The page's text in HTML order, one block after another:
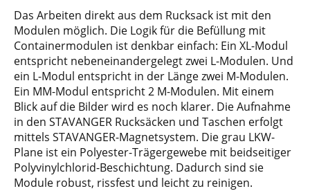
Das Arbeiten direkt aus dem Rucksack ist mit den
Modulen möglich. Die Logik für die Befüllung mit
Containermodulen ist denkbar einfach: Ein XL-Modul
entspricht nebeneinandergelegt zwei L-Modulen. Und
ein L-Modul entspricht in der Länge zwei M-Modulen.
Ein MM-Modul entspricht 2 M-Modulen. Mit einem
Blick auf die Bilder wird es noch klarer. Die Aufnahme
in den STAVANGER Rucksäcken und Taschen erfolgt
mittels STAVANGER-Magnetsystem. Die grau LKW-
Plane ist ein Polyester-Trägergewebe mit beidseitiger
Polyvinylchlorid-Beschichtung. Dadurch sind sie
Module robust, rissfest und leicht zu reinigen.